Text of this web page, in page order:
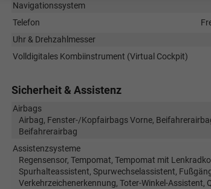
Navigationssystem
Telefon
Uhr & Drehzahlmesser
Volldigitales Kombiinstrument (Virtual Cockpit)
Sicherheit & Assistenz
Airbags
Airbag, Fenster-/Kopfairbags Vorne,
Beifahrerairbag
Assistenzsysteme
Regensensor, Tempomat, Tempomat mit
Spurhalteassistent, Spurwechselassistent,
Verkehrzeichenerkennung, Toter-Winkel-Assistent,